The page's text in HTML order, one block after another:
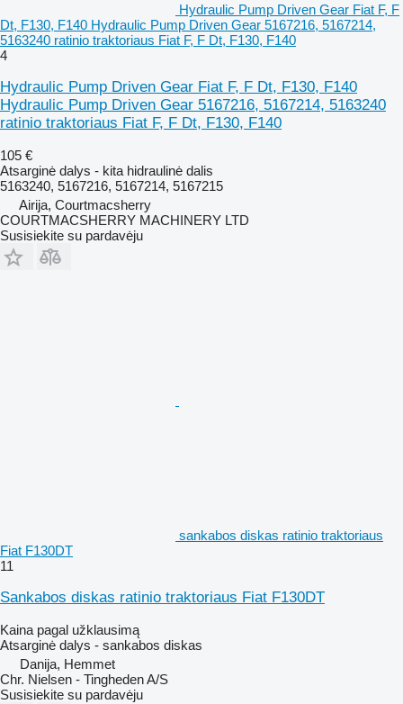
Hydraulic Pump Driven Gear Fiat F, F
Dt, F130, F140 Hydraulic Pump Driven Gear 5167216, 5167214,
5163240 ratinio traktoriaus Fiat F, F Dt, F130, F140
4
Hydraulic Pump Driven Gear Fiat F, F Dt, F130, F140
Hydraulic Pump Driven Gear 5167216, 5167214, 5163240
ratinio traktoriaus Fiat F, F Dt, F130, F140
105 €
Atsarginė dalys - kita hidraulinė dalis
5163240, 5167216, 5167214, 5167215
Airija, Courtmacsherry
COURTMACSHERRY MACHINERY LTD
Susisiekite su pardavėju
sankabos diskas ratinio traktoriaus
Fiat F130DT
11
Sankabos diskas ratinio traktoriaus Fiat F130DT
Kaina pagal užklausimą
Atsarginė dalys - sankabos diskas
Danija, Hemmet
Chr. Nielsen - Tingheden A/S
Susisiekite su pardavėju